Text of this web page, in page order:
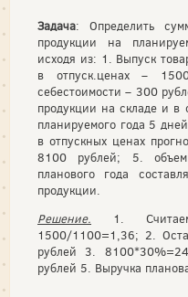
Задача: Определить
продукции на
исходя из: 1. Выпуск
в отпуск.ценах –
себестоимости – 300
продукции на складе и в
планируемого года 5
в отпускных ценах
8100 рублей; 5.
планового года
продукции.
Решение. 1. Считаем
1500/1100=1,36; 2.
рублей 3.
рублей 5. Выручка